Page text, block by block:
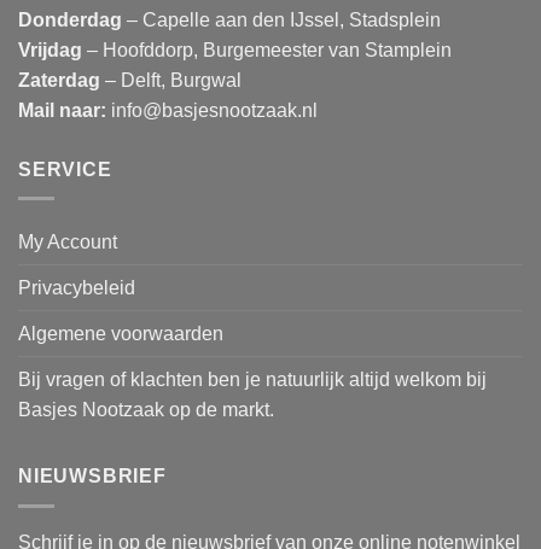
Donderdag – Capelle aan den IJssel, Stadsplein
Vrijdag – Hoofddorp, Burgemeester van Stamplein
Zaterdag – Delft, Burgwal
Mail naar: info@basjesnootzaak.nl
SERVICE
My Account
Privacybeleid
Algemene voorwaarden
Bij vragen of klachten ben je natuurlijk altijd welkom bij
Basjes Nootzaak op de markt.
NIEUWSBRIEF
Schrijf je in op de nieuwsbrief van onze online notenwinkel